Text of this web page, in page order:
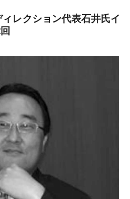
レクション代表石井氏イ